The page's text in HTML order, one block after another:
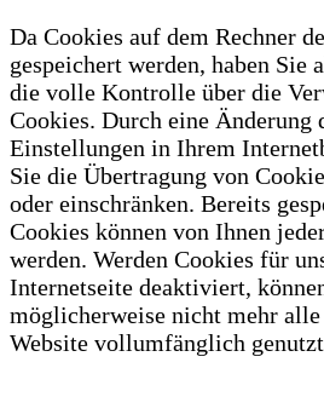
Da Cookies auf dem Rechner
gespeichert werden, haben Sie
die volle Kontrolle über die
Cookies. Durch eine Änderung
Einstellungen in Ihrem
Sie die Übertragung von
oder einschränken. Bereits
Cookies können von Ihnen
werden. Werden Cookies für
Internetseite deaktiviert,
möglicherweise nicht mehr
Website vollumfänglich